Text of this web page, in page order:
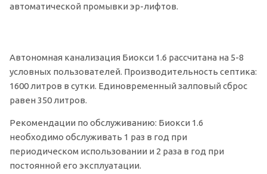
автоматической промывки эр-лифтов.
Автономная канализация Биокси 1.6 рассчитана на 5-8
условных пользователей. Производительность септика:
1600 литров в сутки. Единовременный залповый сброс
равен 350 литров.
Рекомендации по обслуживанию: Биокси 1.6
необходимо обслуживать 1 раз в год при
периодическом использовании и 2 раза в год при
постоянной его эксплуатации.